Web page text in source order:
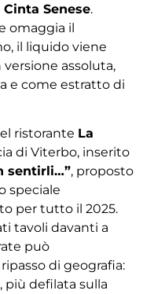
Senese.
omaggia il
il liquido viene
assoluta,
e come estratto di
ristorante La
di Viterbo, inserito
sentirli…”, proposto
speciale
per tutto il 2025.
tavoli davanti a
può
di geografia:
più defilata sulla